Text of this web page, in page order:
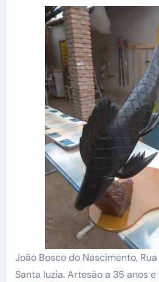
João Bosco do Nascimento,
Santa luzia. Artesão a 35 anos